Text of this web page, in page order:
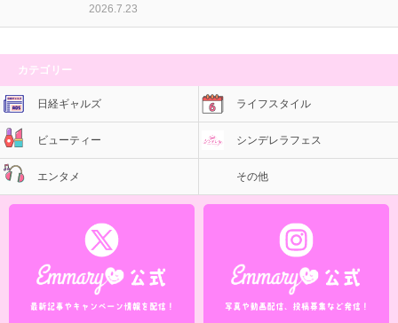
2026.7.23
カテゴリー
日経ギャルズ ライフスタイル
ビューティー シンデレラフェス
エンタメ その他